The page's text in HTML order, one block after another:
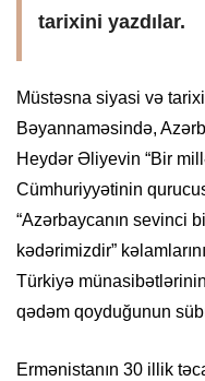
tarixini yazdılar.
Müstəsna siyasi və
Bəyannaməsində,
Heydər Əliyevin “Bir
Cümhuriyyətinin
“Azərbaycanın sevinci
kədərimizdir”
Türkiyə
qədəm qoyduğunun
Ermənistanın 30 illik